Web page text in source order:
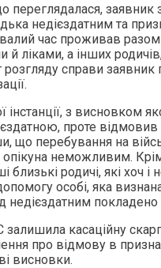
переглядалася,
недієздатним та
час проживав
й ліками, а інших
справи заявник
інстанції, з висновком
проте
що перебування на
опікуна неможливим.
близькі родичі, які хоч
особі, яка
недієздатним покладено
касаційну
про відмову в
висновки.